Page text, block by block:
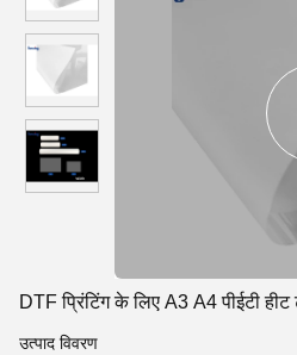
DTF प्रिंटिंग के लिए A3 A4 पीईटी
उत्पाद विवरण